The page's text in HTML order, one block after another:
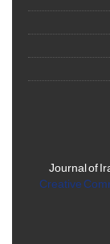
Journal of
Creative